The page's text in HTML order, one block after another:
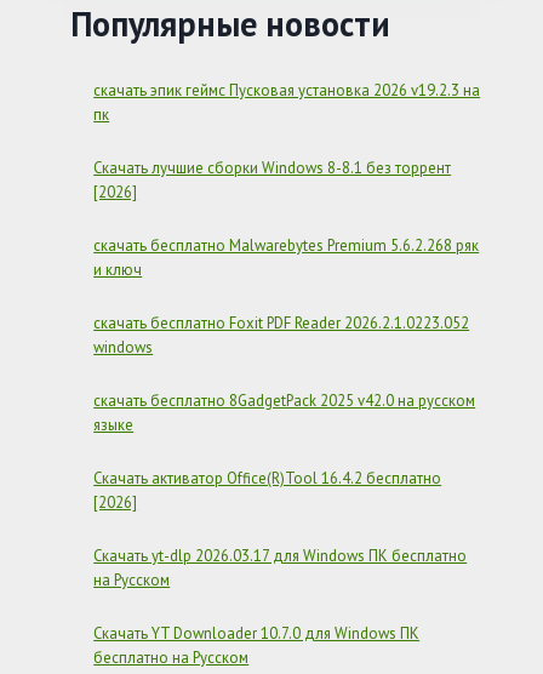
АНДРОИД
2026)
Популярные новости
скачать эпик геймс Пусковая установка 2026 v19.2.3 на
пк
Скачать лучшие сборки Windows 8-8.1 без торрент
[2026]
скачать бесплатно Malwarebytes Premium 5.6.2.268 ряк
и ключ
скачать бесплатно Foxit PDF Reader 2026.2.1.0223.052
windows
скачать бесплатно 8GadgetPack 2025 v42.0 на русском
языке
Скачать активатор Office(R)Tool 16.4.2 бесплатно
[2026]
Скачать yt-dlp 2026.03.17 для Windows ПК бесплатно
на Русском
Скачать YT Downloader 10.7.0 для Windows ПК
бесплатно на Русском